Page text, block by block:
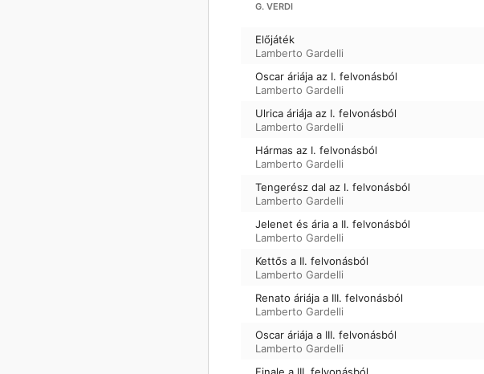
G. VERDI
Előjáték
Lamberto Gardelli
Oscar áriája az I. felvonásból
Lamberto Gardelli
Ulrica áriája az I. felvonásból
Lamberto Gardelli
Hármas az I. felvonásból
Lamberto Gardelli
Tengerész dal az I. felvonásból
Lamberto Gardelli
Jelenet és ária a II. felvonásból
Lamberto Gardelli
Kettős a II. felvonásból
Lamberto Gardelli
Renato áriája a III. felvonásból
Lamberto Gardelli
Oscar áriája a III. felvonásból
Lamberto Gardelli
Finale a III. felvonásból